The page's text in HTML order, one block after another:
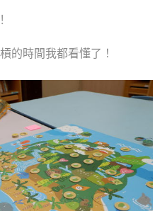
的時間我都看懂了！